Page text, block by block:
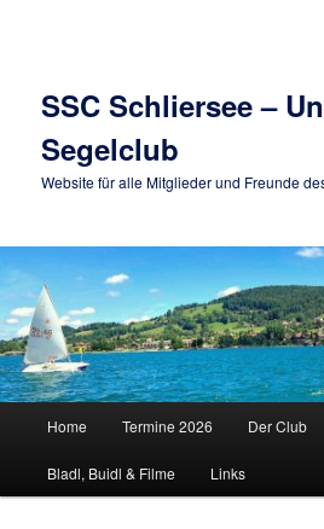
SSC Schliersee –
Segelclub
Website für alle Mitglieder und Freunde
Home Termine 2026 Der Club
Bladl, Buidl & Filme Links